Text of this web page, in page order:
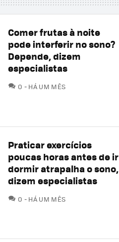
Comer frutas à noite
pode interferir no sono?
Depende, dizem
especialistas
0 COMENTÁRIOS
HÁ UM MÊS
Praticar exercícios
poucas horas antes de ir
dormir atrapalha o sono,
dizem especialistas
0 COMENTÁRIOS
HÁ UM MÊS